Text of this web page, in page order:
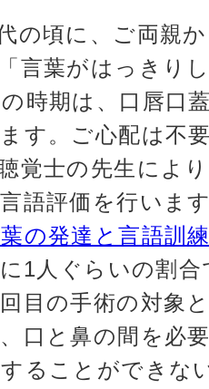
の頃に、ご両親
言葉がはっきり
時期は、口唇口
す。ご心配は不
覚士の先生によ
語評価を行いま
の発達と言語訓
1人ぐらいの割
目の手術の対象
口と鼻の間を必
ることができな